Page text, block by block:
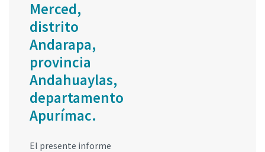
Merced,
distrito
Andarapa,
provincia
Andahuaylas,
departamento
Apurímac.
El presente informe